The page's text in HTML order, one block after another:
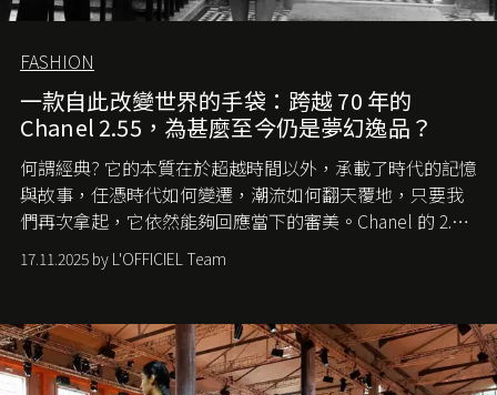
FASHION
一款自此改變世界的手袋：跨越 70 年的
Chanel 2.55，為甚麼至今仍是夢幻逸品？
何謂經典? 它的本質在於超越時間以外，承載了時代的記憶
與故事，任憑時代如何變遷，潮流如何翻天覆地，只要我
們再次拿起，它依然能夠回應當下的審美。Chanel 的 2.55
手袋更是這樣存在，自問世至今，一直有着舉足輕重的地
位。如果說每個女生的第一個夢想手袋是 Chanel，那 2.55
愛它的雋永與優雅。那麼這個手袋是怎麼誕生的呢？又為
甚麼取名叫 2.55 ？今天就由《L'Officiel HK》帶你穿越流金
歲月，回顧 2.55 的誕生故事。
17.11.2025 by L'OFFICIEL Team